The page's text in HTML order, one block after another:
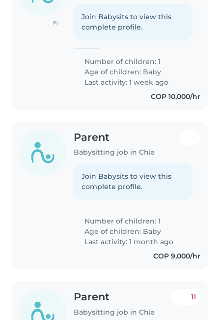
(5)
Join Babysits to view this
complete profile.
Number of children: 1
Age of children: Baby
Last activity: 1 week ago
COP 10,000/hr
Parent
Babysitting job in Chía
Join Babysits to view this
complete profile.
Number of children: 1
Age of children: Baby
Last activity: 1 month ago
COP 9,000/hr
Parent
Babysitting job in Chía
11